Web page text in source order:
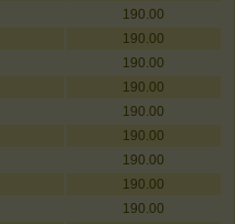
190.00
190.00
190.00
190.00
190.00
190.00
190.00
190.00
190.00